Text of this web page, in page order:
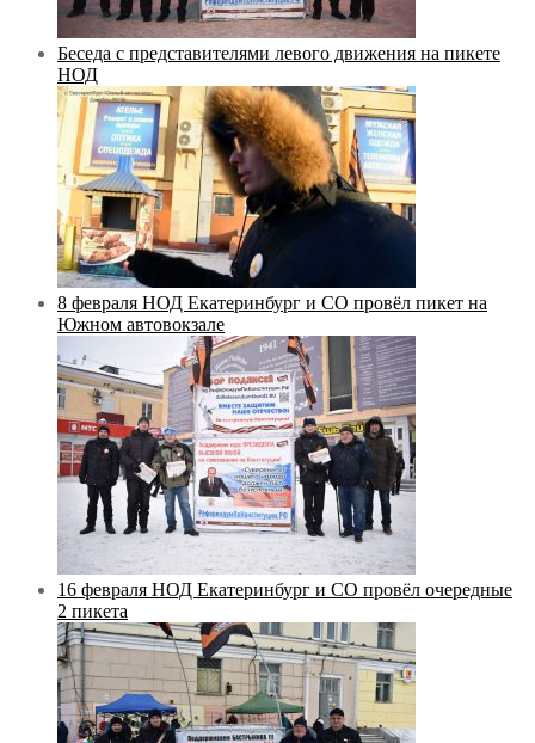
Беседа с представителями левого движения на пикете
НОД
8 февраля НОД Екатеринбург и СО провёл пикет на
Южном автовокзале
16 февраля НОД Екатеринбург и СО провёл очередные
2 пикета